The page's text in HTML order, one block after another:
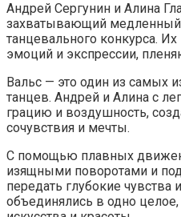
Андрей Сергунин и Алина
захватывающий медленный
танцевального конкурса.
эмоций и экспрессии,
Вальс — это один из самых
танцев. Андрей и Алина с
грацию и воздушность,
сочувствия и мечты.
С помощью плавных
изящными поворотами и
передать глубокие чувства
объединялись в одно